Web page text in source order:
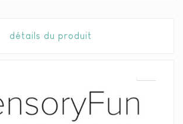
détails du produit